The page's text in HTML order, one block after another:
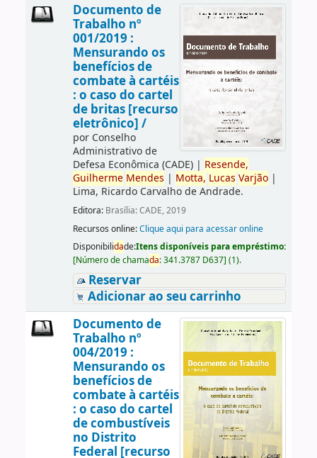
Documento de
Trabalho nº
001/2019 :
Mensurando os
benefícios de
combate à cartéis
: o caso do cartel
de britas [recurso
eletrônico] /
por Conselho
Administrativo de
Defesa Econômica (CADE)| Resende,
Guilherme Mendes | Motta, Lucas Varjão|
Lima, Ricardo Carvalho de Andrade.
Editora: Brasília: CADE, 2019
Recursos online:Clique aqui para acessar online
Disponibilidade:Itens disponíveis para empréstimo:
[Número de chamada:341.3787 D637] (1).
Reservar
Adicionar ao seu carrinho
Documento de
Trabalho nº
004/2019 :
Mensurando os
benefícios de
combate à cartéis
: o caso do cartel
de combustíveis
no Distrito
Federal [recurso